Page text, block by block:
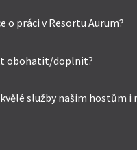
o práci v Resortu Aurum?
obohatit/doplnit?
služby našim hostům